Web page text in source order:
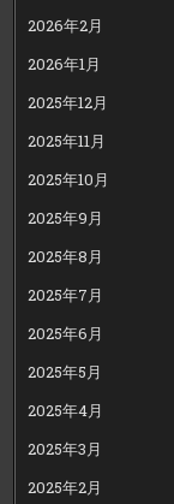
2026年2月
2026年1月
2025年12月
2025年11月
2025年10月
2025年9月
2025年8月
2025年7月
2025年6月
2025年5月
2025年4月
2025年3月
2025年2月